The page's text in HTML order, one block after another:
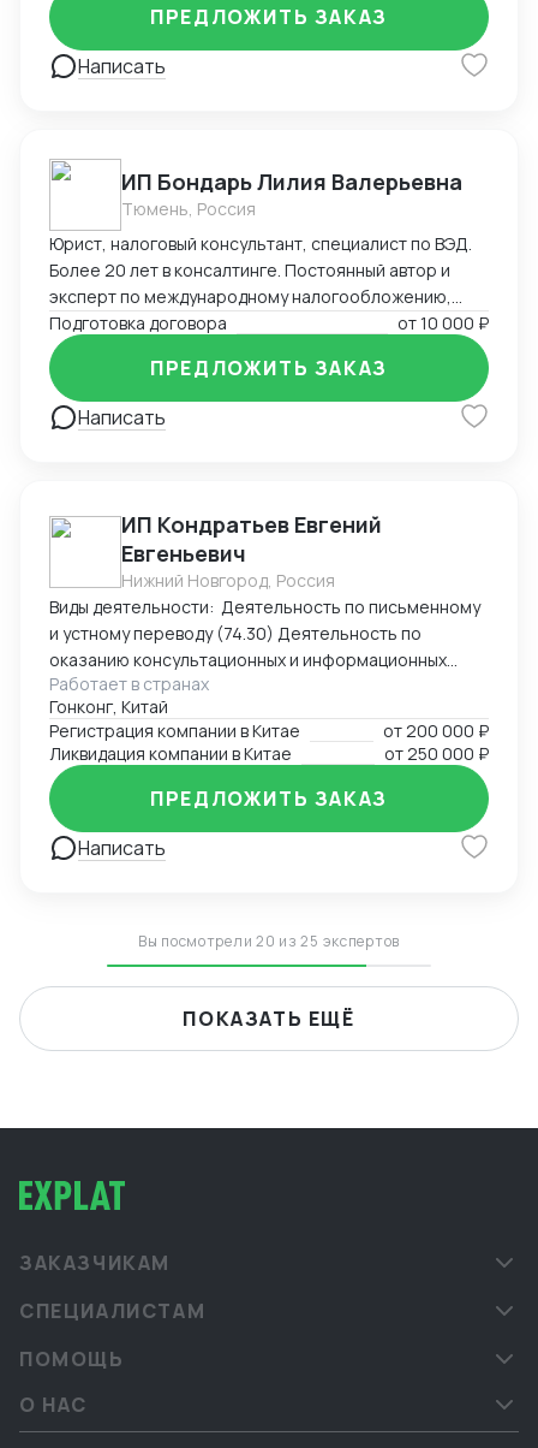
меда с чагой в Китай, регистрировал сложную
продукцию в CIFER, организовывал поставки
охраняемых видов рыб и ее икры, поднимал обороты
инвесторами в международных кооперациях в
Написать
ПРЕДЛОЖИТЬ ЗАКАЗ
ИП Бондарь Лилия Валерьевна
Тюмень, Россия
Юрист, налоговый консультант, специалист по ВЭД.
Более 20 лет в консалтинге. Постоянный автор и
эксперт по международному налогообложению,
применению СОИДН, MLI. Подготовка правовых
заключений по налогообложению в РФ и
иностранных юрисдикциях. Структурирование
сделок. Анализ условий договоров, представление
интересов клиента в судах, налоговых органах,
Подготовка договора от10 000 ₽
Написать
ПРЕДЛОЖИТЬ ЗАКАЗ
ИП Кондратьев Евгений
Евгеньевич
Нижний Новгород, Россия
Виды деятельности: Деятельность по письменному
и устному переводу (74.30) Деятельность по
оказанию консультационных и информационных
услуг (63.99.1) Услуги по бронированию прочие и
сопутствующая деятельность (79.90)
Работает в странах
Гонконг, Китай
Регистрация компании в Китае
от200 000 ₽
Ликвидация компании в Китае
от250 000 ₽
Написать
ПРЕДЛОЖИТЬ ЗАКАЗ
Вы посмотрели 20 из 25 экспертов
ПОКАЗАТЬ ЕЩЁ
ЗАКАЗЧИКАМ
СПЕЦИАЛИСТАМ
ПОМОЩЬ
О НАС